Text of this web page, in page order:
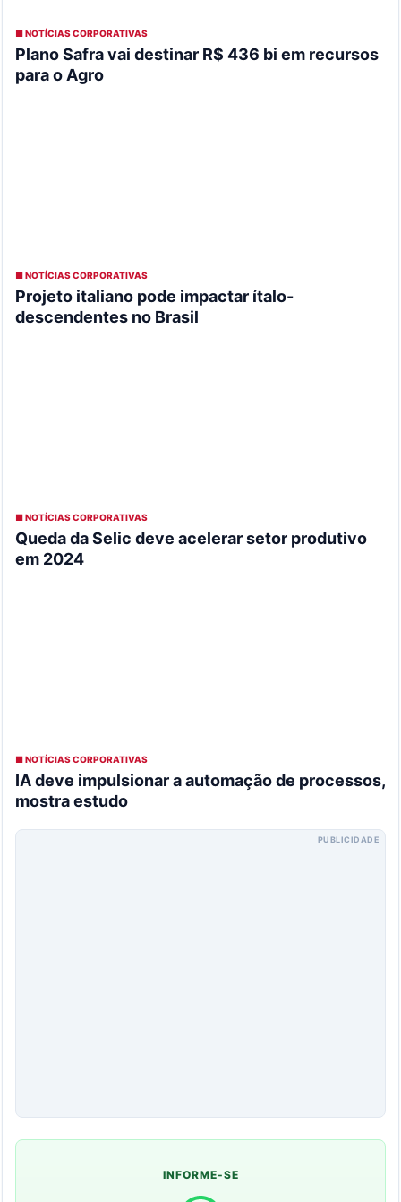
■ NOTÍCIAS CORPORATIVAS
Plano Safra vai destinar R$ 436 bi em recursos
para o Agro
■ NOTÍCIAS CORPORATIVAS
Projeto italiano pode impactar ítalo-
descendentes no Brasil
■ NOTÍCIAS CORPORATIVAS
Queda da Selic deve acelerar setor produtivo
em 2024
■ NOTÍCIAS CORPORATIVAS
IA deve impulsionar a automação de processos,
mostra estudo
PUBLICIDADE
INFORME-SE